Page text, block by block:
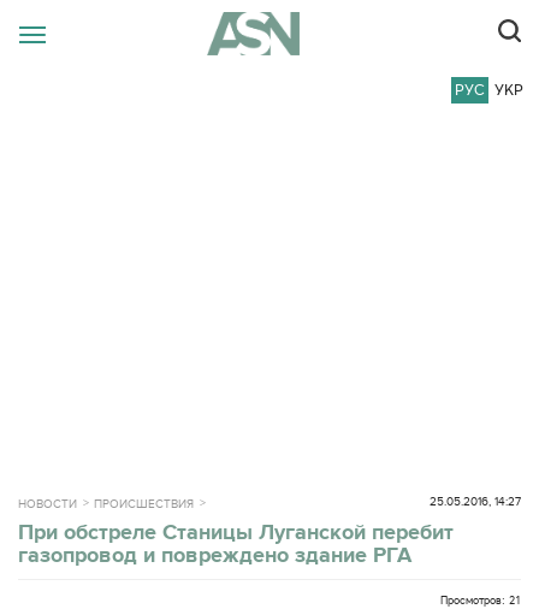
РУС УКР
НОВОСТИ ПРОИСШЕСТВИЯ 25.05.2016, 14:27
При обстреле Станицы Луганской перебит
газопровод и повреждено здание РГА
Просмотров: 21